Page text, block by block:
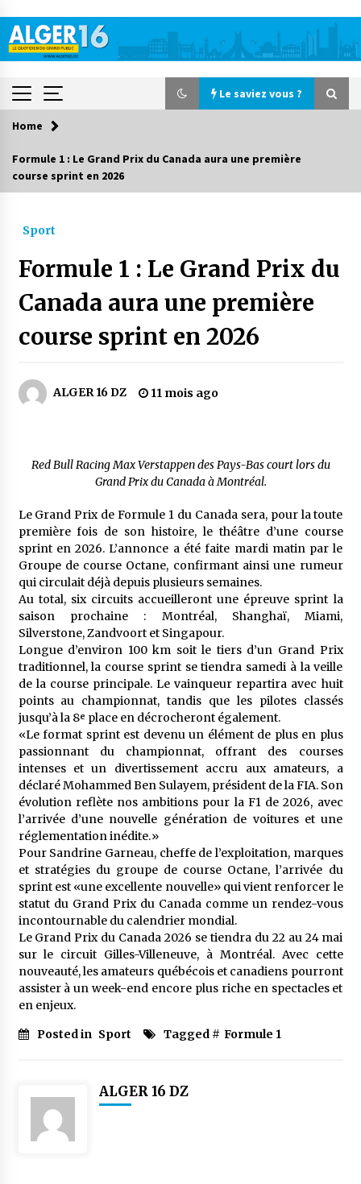
content
Le saviez vous ?
Le saviez vous ?
Début des camps d’été pour un deuxième
groupe d’enfants autistes
Parking de la Promenade des Sablettes : Mis en
service de bornes automatiques
La Gendarmerie nationale lance ses comptes
1 semaine ago
Droit de change : Le CPA lance une carte VISA
dédiée aux voyages à l’étranger
2 semaines ago
En service à partir du 1er août prochain :
Lancement de la plateforme numérique dédiée
à l’importation
2 semaines ago
Affaires religieuses : Ouverture des
candidatures au concours du Prix national du
meilleur prêche du vendredi
2 semaines ago
Droit à l’affiliation au régime national de
retraite : Coup d’envoi d’une campagne de
sensibilisation au profit de la communauté
nationale à l’étranger
3 semaines ago
Lancement d’une campagne nationale de
sensibilisation sur la lutte contre le travail
informel
3 semaines ago
Première voiture de course conçue et
algériens participe à une compétition
internationale
3 semaines ago
en langue amazighe
Home
Formule 1 : Le Grand Prix du Canada aura une première
course sprint en 2026
Sport
Formule 1 : Le Grand Prix du
Canada aura une première
course sprint en 2026
ALGER 16 DZ 11 mois ago
Red Bull Racing Max Verstappen des Pays-Bas court lors du
Grand Prix du Canada à Montréal.
Le Grand Prix de Formule 1 du Canada sera, pour la toute
première fois de son histoire, le théâtre d’une course
sprint en 2026. L’annonce a été faite mardi matin par le
Groupe de course Octane, confirmant ainsi une rumeur
qui circulait déjà depuis plusieurs semaines.
Au total, six circuits accueilleront une épreuve sprint la
saison prochaine : Montréal, Shanghaï, Miami,
Silverstone, Zandvoort et Singapour.
Longue d’environ 100 km soit le tiers d’un Grand Prix
traditionnel, la course sprint se tiendra samedi à la veille
de la course principale. Le vainqueur repartira avec huit
points au championnat, tandis que les pilotes classés
jusqu’à la 8ᵉ place en décrocheront également.
«Le format sprint est devenu un élément de plus en plus
passionnant du championnat, offrant des courses
intenses et un divertissement accru aux amateurs, a
déclaré Mohammed Ben Sulayem, président de la FIA. Son
évolution reflète nos ambitions pour la F1 de 2026, avec
l’arrivée d’une nouvelle génération de voitures et une
réglementation inédite.»
Pour Sandrine Garneau, cheffe de l’exploitation, marques
et stratégies du groupe de course Octane, l’arrivée du
sprint est «une excellente nouvelle» qui vient renforcer le
statut du Grand Prix du Canada comme un rendez-vous
incontournable du calendrier mondial.
Le Grand Prix du Canada 2026 se tiendra du 22 au 24 mai
sur le circuit Gilles-Villeneuve, à Montréal. Avec cette
nouveauté, les amateurs québécois et canadiens pourront
assister à un week-end encore plus riche en spectacles et
en enjeux.
Posted in Sport Tagged # Formule 1
ALGER 16 DZ